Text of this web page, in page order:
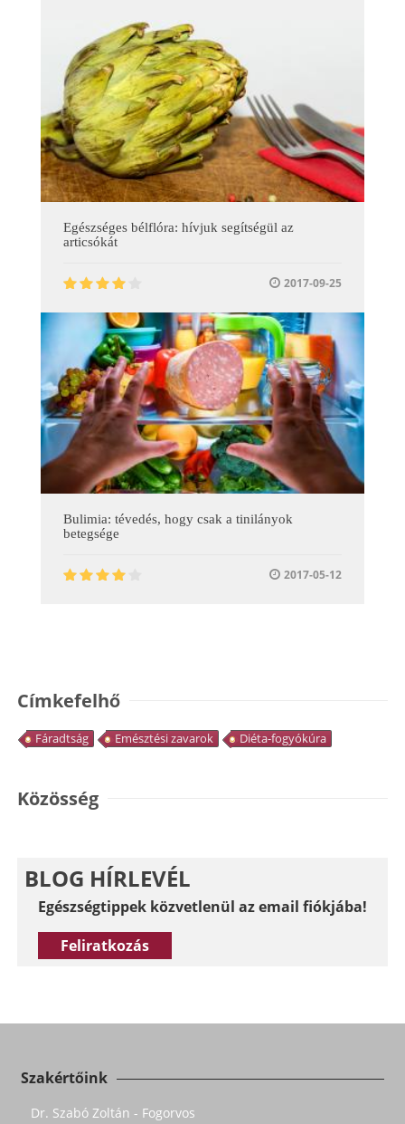
Egészséges bélflóra: hívjuk segítségül az
articsókát
2017-09-25
Bulimia: tévedés, hogy csak a tinilányok
betegsége
2017-05-12
Címkefelhő
Fáradtság Emésztési zavarok Diéta-fogyókúra
Közösség
BLOG HÍRLEVÉL
Egészségtippek közvetlenül az email fiókjába!
Feliratkozás
Szakértőink
Dr. Szabó Zoltán - Fogorvos